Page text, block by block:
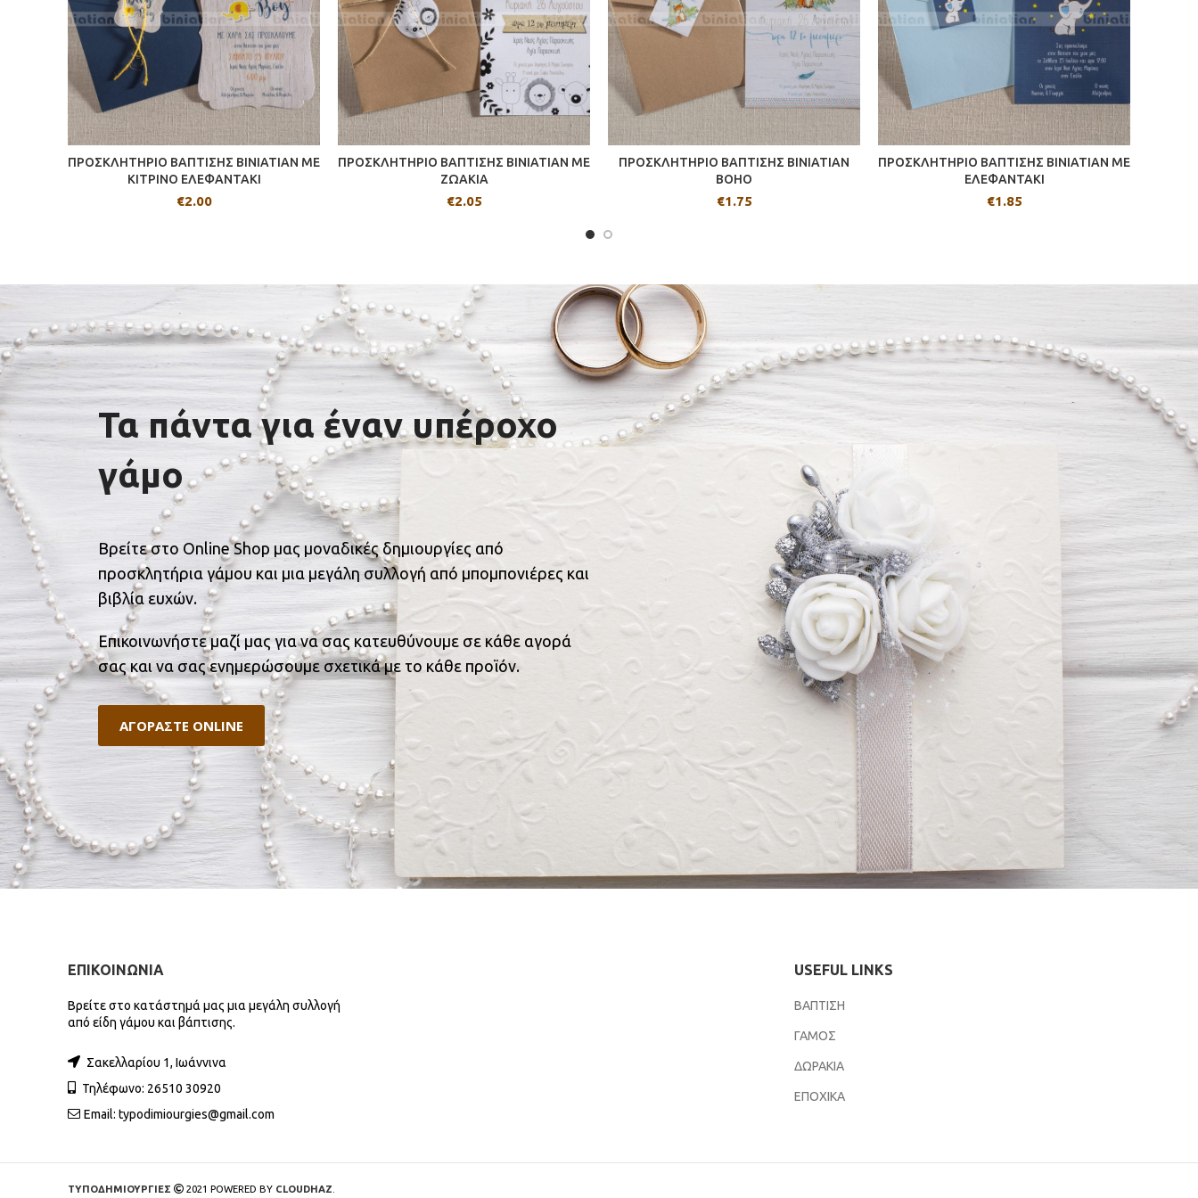
ΠΡΟΣΚΛΗΤΗΡΙΟ ΒΑΠΤΙΣΗΣ BINIATIAN ME
ΚΙΤΡΙΝΟ ΕΛΕΦΑΝΤΑΚΙ
€2.00
ΠΡΟΣΚΛΗΤΗΡΙΟ ΒΑΠΤΙΣΗΣ BINIATIAN ΜΕ
ΖΩΑΚΙΑ
€2.05
ΠΡΟΣΚΛΗΤΗΡΙΟ ΒΑΠΤΙΣΗΣ BINIATIAN
BOHO
€1.75
ΠΡΟΣΚΛΗΤΗΡΙΟ ΒΑΠΤΙΣΗΣ BINIATIAN ΜΕ
ΕΛΕΦΑΝΤΑΚΙ
€1.85
Τα πάντα για έναν υπέροχο
γάμο
Βρείτε στο Online Shop μας μοναδικές δημιουργίες από
προσκλητήρια γάμου και μια μεγάλη συλλογή από μπομπονιέρες και
βιβλία ευχών.
Επικοινωνήστε μαζί μας για να σας κατευθύνουμε σε κάθε αγορά
σας και να σας ενημερώσουμε σχετικά με το κάθε προϊόν.
ΑΓΟΡΑΣΤΕ ONLINE
ΕΠΙΚΟΙΝΩΝΙΑ
Βρείτε στο κατάστημά μας μια μεγάλη συλλογή
από είδη γάμου και βάπτισης.
Σακελλαρίου 1, Ιωάννινα
Τηλέφωνο: 26510 30920
Email: typodimiourgies@gmail.com
USEFUL LINKS
ΒΑΠΤΙΣΗ
ΓΑΜΟΣ
ΔΩΡΑΚΙΑ
ΕΠΟΧΙΚΑ
ΤΥΠΟΔΗΜΙΟΥΡΓΙΕΣ 2021 POWERED BY CLOUDHAZ